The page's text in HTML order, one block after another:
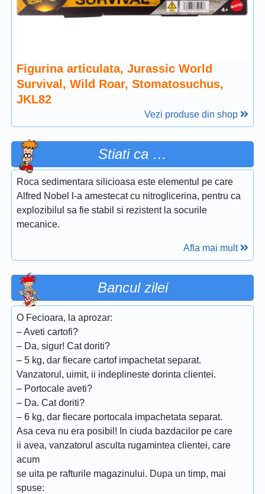
Figurina articulata, Jurassic World
Survival, Wild Roar, Stomatosuchus,
JKL82
Vezi produse din shop
Stiati ca …
Roca sedimentara silicioasa este elementul pe care
Alfred Nobel l-a amestecat cu nitroglicerina, pentru ca
explozibilul sa fie stabil si rezistent la socurile
mecanice.
Afla mai mult
Bancul zilei
O Fecioara, la aprozar:
– Aveti cartofi?
– Da, sigur! Cat doriti?
– 5 kg, dar fiecare cartof impachetat separat.
Vanzatorul, uimit, ii indeplineste dorinta clientei.
– Portocale aveti?
– Da. Cat doriti?
– 6 kg, dar fiecare portocala impachetata separat.
Asa ceva nu era posibil! In ciuda bazdacilor pe care
ii avea, vanzatorul asculta rugamintea clientei, care
acum
se uita pe rafturile magazinului. Dupa un timp, mai
spuse: